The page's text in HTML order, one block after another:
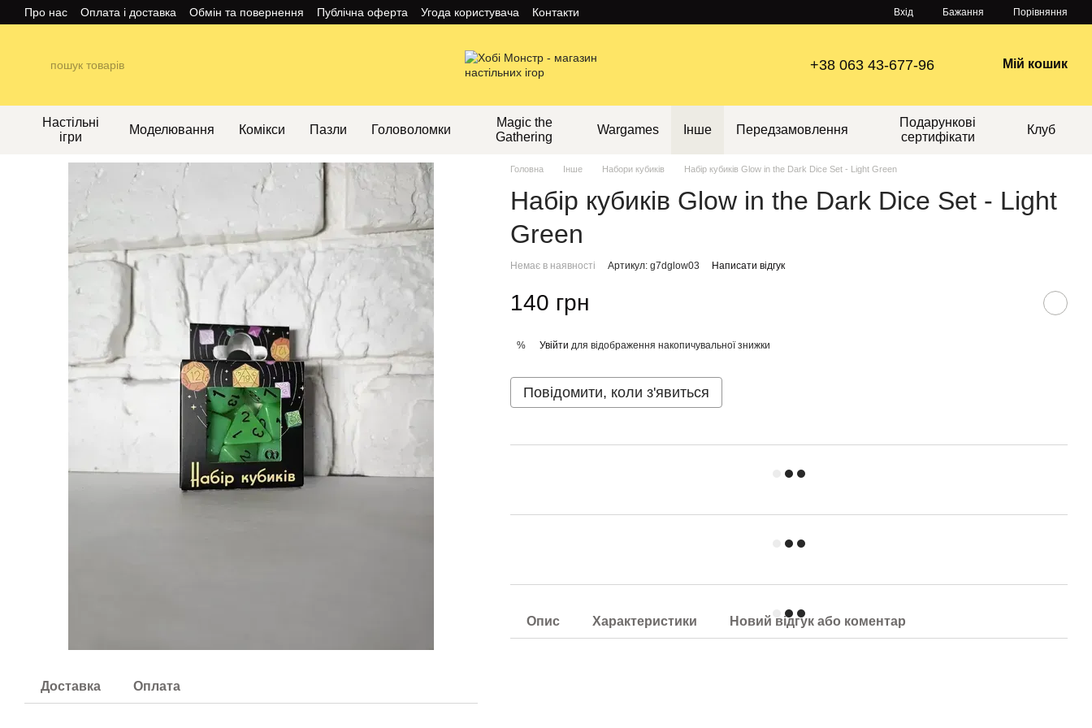
Перейти до основного контенту
Про нас Оплата і доставка Обмін та повернення Публічна оферта Угода користувача Контакти Вхід Бажання Порівняння
+38 063 43-677-96 Мій кошик
Настільні
ігри
Моделювання Комікси Пазли Головоломки
Magic the
Gathering
Wargames Інше Передзамовлення
Подарункові
сертифікати
Клуб
Доставка Оплата
Головна Інше Набори кубиків Набір кубиків Glow in the Dark Dice Set - Light Green
Набір кубиків Glow in the Dark Dice Set - Light
Green
Немає в наявності Артикул: g7dglow03 Написати відгук
140 грн
% Увійти для відображення накопичувальної знижки
Повідомити, коли з'явиться
Опис Характеристики Новий відгук або коментар